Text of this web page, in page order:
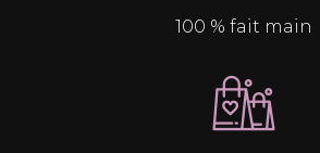
100 % fait main